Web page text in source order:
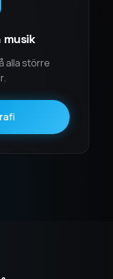
musik
alla större